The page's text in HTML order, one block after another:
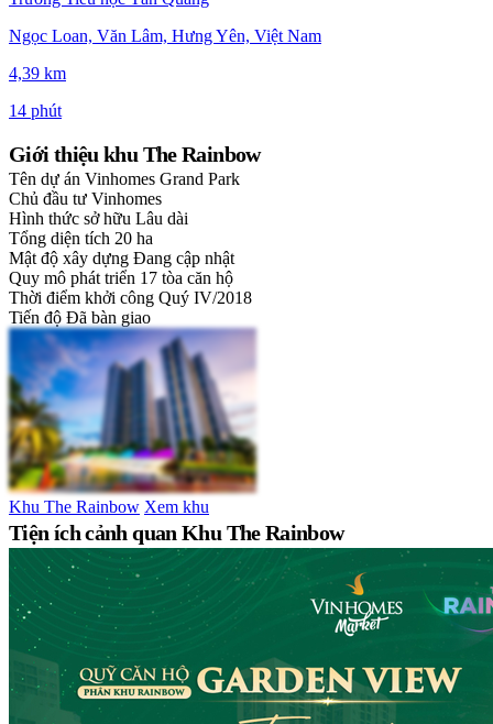
Ngọc Loan, Văn Lâm, Hưng Yên, Việt Nam
4,39 km
14 phút
Giới thiệu khu The Rainbow
Tên dự án Vinhomes Grand Park
Chủ đầu tư Vinhomes
Hình thức sở hữu Lâu dài
Tổng diện tích 20 ha
Mật độ xây dựng Đang cập nhật
Quy mô phát triển 17 tòa căn hộ
Thời điểm khởi công Quý IV/2018
Tiến độ Đã bàn giao
Khu The Rainbow Xem khu
Tiện ích cảnh quan Khu The Rainbow